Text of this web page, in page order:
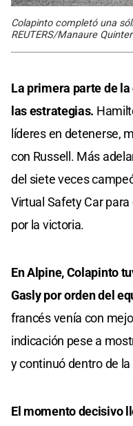
Colapinto completó una
REUTERS/Manaure
La primera parte de
las estrategias.
líderes en detenerse,
con Russell. Más
del siete veces
Virtual Safety Car
por la victoria.
En Alpine, Colapinto
Gasly por orden del
francés venía con
indicación pese a
y continuó dentro de
El momento decisivo